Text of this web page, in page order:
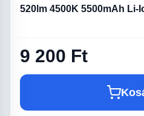
520lm 4500K 5500mAh Li-
9 200 Ft